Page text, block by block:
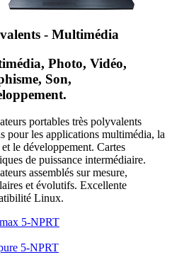
- Multimédia
Photo, Vidéo,
Son,
portables très polyvalents
pour les applications multimédia, la
le développement. Cartes
de puissance intermédiaire.
assemblés sur mesure,
et évolutifs. Excellente
Linux.
5-NPRT
5-NPRT